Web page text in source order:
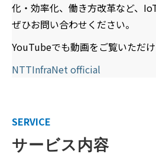
化・効率化、働き方改革など、
ぜひお問い合わせください。
YouTubeでも動画をご覧いただけ
NTTInfraNet official
SERVICE
サービス内容